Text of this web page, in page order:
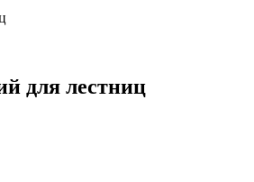
для лестниц